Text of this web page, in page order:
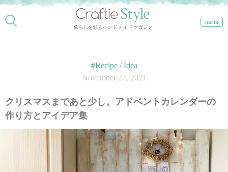
menu
#Recipe / Idea
November 22, 2021
クリスマスまであと少し。アドベントカレンダーの
作り方とアイデア集